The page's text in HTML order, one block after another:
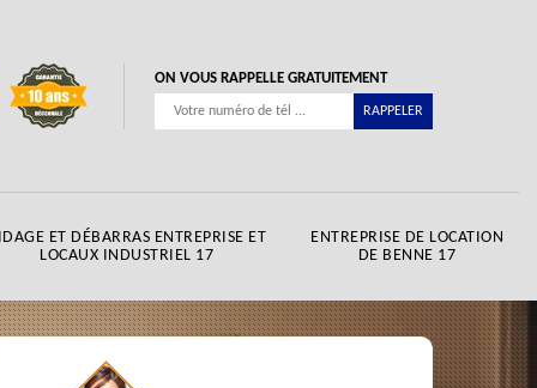
ON VOUS RAPPELLE GRATUITEMENT
ET DÉBARRAS ENTREPRISE ET
LOCAUX INDUSTRIEL 17
ENTREPRISE DE LOCATION
DE BENNE 17